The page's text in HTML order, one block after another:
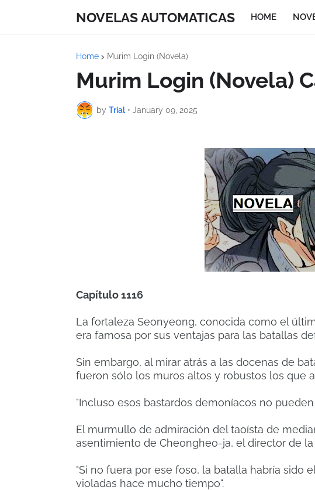
NOVELAS AUTOMATICAS HOME
Home Murim Login (Novela)
Murim Login (Novela)
by Trial • January 09, 2025
Capítulo 1116
La fortaleza Seonyeong, conocida como el
era famosa por sus ventajas para las batallas
Sin embargo, al mirar atrás a las docenas de
fueron sólo los muros altos y robustos los que
"Incluso esos bastardos demoníacos no
El murmullo de admiración del taoísta de
asentimiento de Cheongheo-ja, el director de
"Si no fuera por ese foso, la batalla habría sido
violadas hace mucho tiempo".